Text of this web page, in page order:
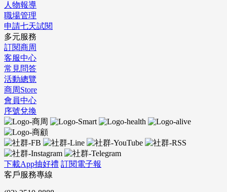
人物報導
職場管理
申請七天試閱
多元服務
訂閱商周
客服中心
常見問答
活動總覽
商周Store
會員中心
序號兌換
下載App抽好禮 訂閱電子報
客戶服務專線